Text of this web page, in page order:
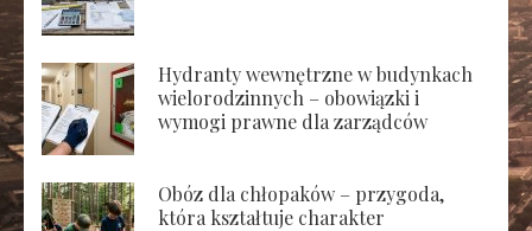
Hydranty wewnętrzne w budynkach
wielorodzinnych – obowiązki i
wymogi prawne dla zarządców
Obóz dla chłopaków – przygoda,
która kształtuje charakter